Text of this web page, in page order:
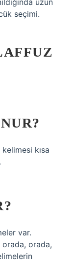
uzun
seçimi.
kelimesi kısa
var.
orada, orada,